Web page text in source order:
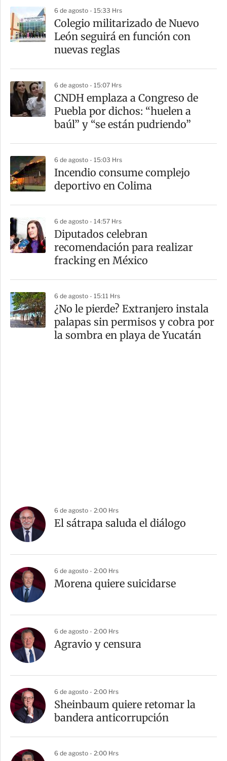
a
r
t
6 de agosto - 15:33 Hrs
Colegio militarizado de Nuevo
León seguirá en función con
nuevas reglas
6 de agosto - 15:07 Hrs
CNDH emplaza a Congreso de
Puebla por dichos: “huelen a
baúl” y “se están pudriendo”
6 de agosto - 15:03 Hrs
Incendio consume complejo
deportivo en Colima
6 de agosto - 14:57 Hrs
Diputados celebran
recomendación para realizar
fracking en México
6 de agosto - 15:11 Hrs
¿No le pierde? Extranjero instala
palapas sin permisos y cobra por
la sombra en playa de Yucatán
6 de agosto - 2:00 Hrs
El sátrapa saluda el diálogo
6 de agosto - 2:00 Hrs
Morena quiere suicidarse
6 de agosto - 2:00 Hrs
Agravio y censura
6 de agosto - 2:00 Hrs
Sheinbaum quiere retomar la
bandera anticorrupción
6 de agosto - 2:00 Hrs